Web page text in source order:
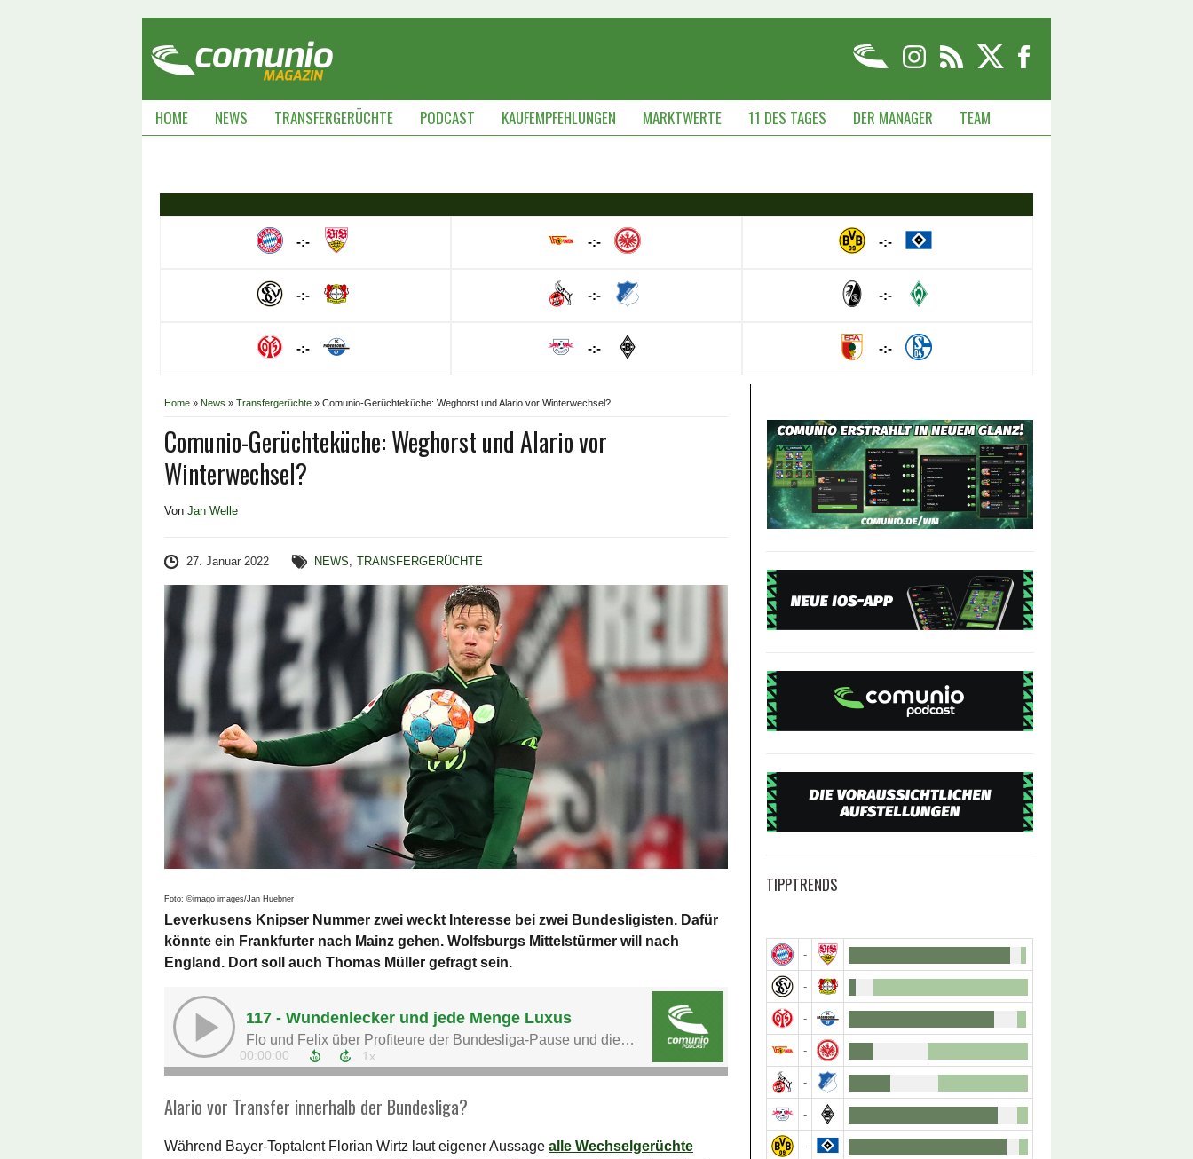
HOME NEWS TRANSFERGERÜCHTE PODCAST KAUFEMPFEHLUNGEN MARKTWERTE 11 DES TAGES DER MANAGER TEAM
-:-
-:-
-:-
-:-
-:-
-:-
-:-
-:-
-:-
Home » News » Transfergerüchte » Comunio-Gerüchteküche: Weghorst und Alario vor Winterwechsel?
Comunio-Gerüchteküche: Weghorst und Alario vor
Winterwechsel?
Von Jan Welle
27. Januar 2022 NEWS, TRANSFERGERÜCHTE
Foto: ©imago images/Jan Huebner
Leverkusens Knipser Nummer zwei weckt Interesse bei zwei Bundesligisten. Dafür
könnte ein Frankfurter nach Mainz gehen. Wolfsburgs Mittelstürmer will nach
England. Dort soll auch Thomas Müller gefragt sein.
Alario vor Transfer innerhalb der Bundesliga?
Während Bayer-Toptalent Florian Wirtz laut eigener Aussage alle Wechselgerüchte
TIPPTRENDS
-
-
-
-
-
-
-